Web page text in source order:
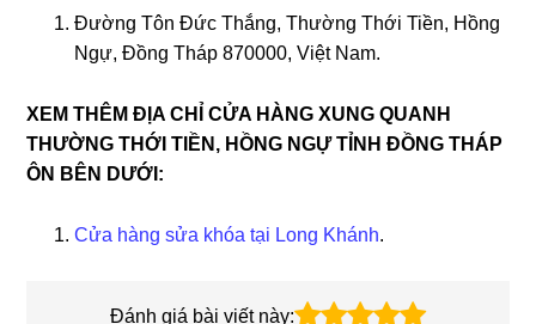
Đường Tôn Đức Thắng, Thường Thới Tiền, Hồng
Ngự, Đồng Tháp 870000, Việt Nam.
XEM THÊM ĐỊA CHỈ CỬA HÀNG XUNG QUANH
THƯỜNG THỚI TIỀN, HỒNG NGỰ TỈNH ĐỒNG THÁP
ÔN BÊN DƯỚI:
Cửa hàng sửa khóa tại Long Khánh.
Đánh giá bài viết này: